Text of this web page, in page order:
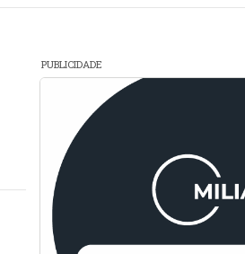
PUBLICIDADE